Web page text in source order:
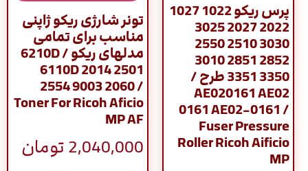
پرس ریکو 1022 1027
2022 2027 3025
3030 2510 2550
2852 2851 3010
3350 3351 طرح /
AE020161 AE02
0161 AE02-0161 /
Fuser Pressure
Roller Ricoh Aificio
MP
تونر شارژی ریکو ژاپنی
مناسب برای تمامی
مدلهای ریکو / 6210D
6110D 2014 2501
2554 9003 2060 /
Toner For Ricoh Aficio
MP AF
2,040,000تومان